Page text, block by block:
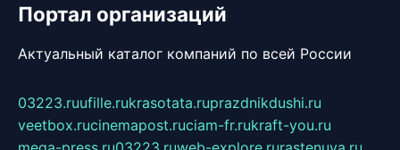
Портал организаций
Актуальный каталог компаний по всей России
03223.ruufille.rukrasotata.ruprazdnikdushi.ru
veetbox.rucinemapost.ruciam-fr.rukraft-you.ru